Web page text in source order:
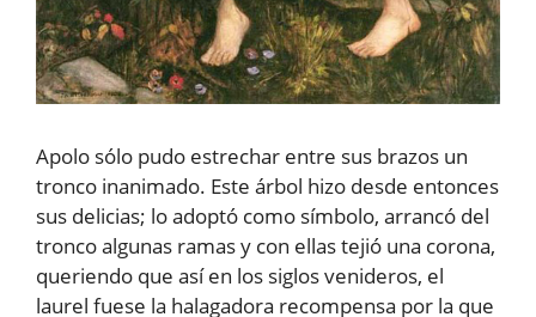
Apolo sólo pudo estrechar entre sus brazos un
tronco inanimado. Este árbol hizo desde entonces
sus delicias; lo adoptó como símbolo, arrancó del
tronco algunas ramas y con ellas tejió una corona,
queriendo que así en los siglos venideros, el
laurel fuese la halagadora recompensa por la que